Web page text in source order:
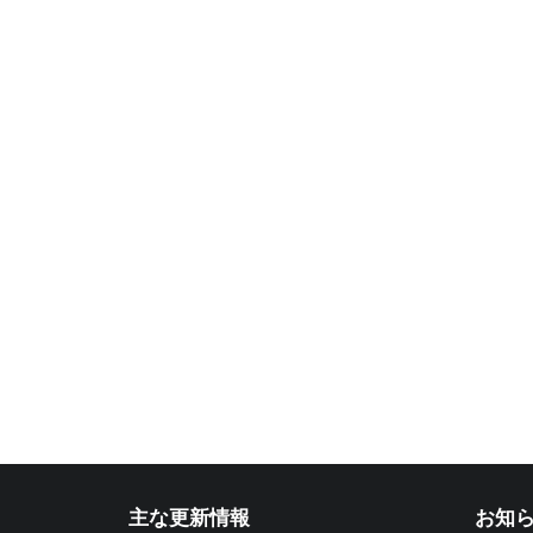
主な更新情報 お知